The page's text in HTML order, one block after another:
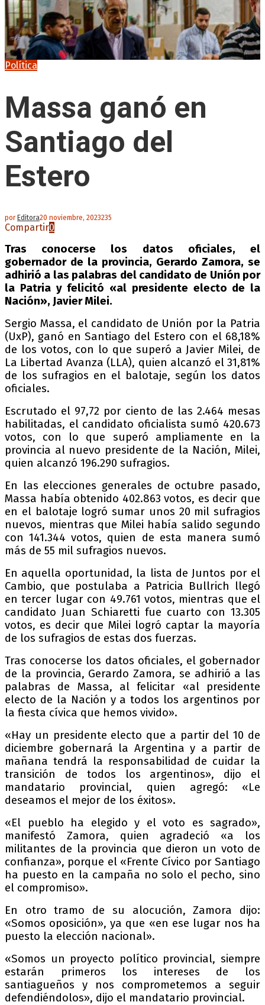
Política
Massa ganó en
Santiago del
Estero
porEditora20 noviembre, 2023235
Compartir0
Tras conocerse los datos oficiales, el
gobernador de la provincia, Gerardo Zamora, se
adhirió a las palabras del candidato de Unión por
la Patria y felicitó «al presidente electo de la
Nación», Javier Milei.
Sergio Massa, el candidato de Unión por la Patria
(UxP), ganó en Santiago del Estero con el 68,18%
de los votos, con lo que superó a Javier Milei, de
La Libertad Avanza (LLA), quien alcanzó el 31,81%
de los sufragios en el balotaje, según los datos
oficiales.
Escrutado el 97,72 por ciento de las 2.464 mesas
habilitadas, el candidato oficialista sumó 420.673
votos, con lo que superó ampliamente en la
provincia al nuevo presidente de la Nación, Milei,
quien alcanzó 196.290 sufragios.
En las elecciones generales de octubre pasado,
Massa había obtenido 402.863 votos, es decir que
en el balotaje logró sumar unos 20 mil sufragios
nuevos, mientras que Milei había salido segundo
con 141.344 votos, quien de esta manera sumó
más de 55 mil sufragios nuevos.
En aquella oportunidad, la lista de Juntos por el
Cambio, que postulaba a Patricia Bullrich llegó
en tercer lugar con 49.761 votos, mientras que el
candidato Juan Schiaretti fue cuarto con 13.305
votos, es decir que Milei logró captar la mayoría
de los sufragios de estas dos fuerzas.
Tras conocerse los datos oficiales, el gobernador
de la provincia, Gerardo Zamora, se adhirió a las
palabras de Massa, al felicitar «al presidente
electo de la Nación y a todos los argentinos por
la fiesta cívica que hemos vivido».
«Hay un presidente electo que a partir del 10 de
diciembre gobernará la Argentina y a partir de
mañana tendrá la responsabilidad de cuidar la
transición de todos los argentinos», dijo el
mandatario provincial, quien agregó: «Le
deseamos el mejor de los éxitos».
«El pueblo ha elegido y el voto es sagrado»,
manifestó Zamora, quien agradeció «a los
militantes de la provincia que dieron un voto de
confianza», porque el «Frente Cívico por Santiago
ha puesto en la campaña no solo el pecho, sino
el compromiso».
En otro tramo de su alocución, Zamora dijo:
«Somos oposición», ya que «en ese lugar nos ha
puesto la elección nacional».
«Somos un proyecto político provincial, siempre
estarán primeros los intereses de los
santiagueños y nos comprometemos a seguir
defendiéndolos», dijo el mandatario provincial.